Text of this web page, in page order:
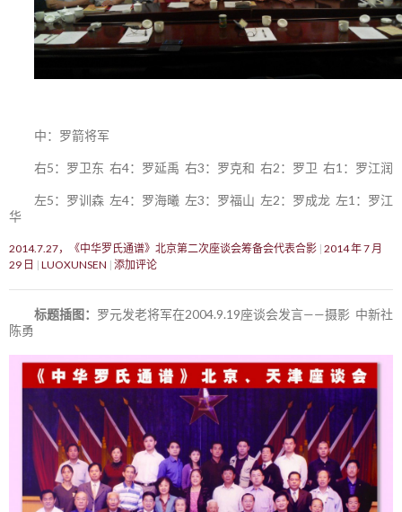
中：罗箭将军
右5：罗卫东 右4：罗延禹 右3：罗克和 右2：罗卫 右1：罗江润
左5：罗训森 左4：罗海曦 左3：罗福山 左2：罗成龙 左1：罗江
华
2014.7.27，《中华罗氏通谱》北京第二次座谈会筹备会代表合影 2014 年 7 月
29 日
LUOXUNSEN 添加评论
标题插图： 罗元发老将军在2004.9.19座谈会发言——摄影 中新社
陈勇